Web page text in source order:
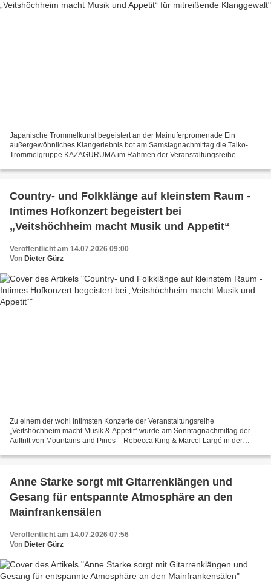
Japanische Trommelkunst begeistert an der Mainuferpromenade Ein
außergewöhnliches Klangerlebnis bot am Samstagnachmittag die Taiko-
Trommelgruppe KAZAGURUMA im Rahmen der Veranstaltungsreihe
Country- und Folkklänge auf kleinstem Raum -
Intimes Hofkonzert begeistert bei
„Veitshöchheim macht Musik und Appetit“
Veröffentlicht am 14.07.2026 09:00
Von Dieter Gürz
Zu einem der wohl intimsten Konzerte der Veranstaltungsreihe
„Veitshöchheim macht Musik & Appetit“ wurde am Sonntagnachmittag der
Auftritt von Mountains and Pines – Rebecca King & Marcel Largé in der
Anne Starke sorgt mit Gitarrenklängen und
Gesang für entspannte Atmosphäre an den
Mainfrankensälen
Veröffentlicht am 14.07.2026 07:56
Von Dieter Gürz